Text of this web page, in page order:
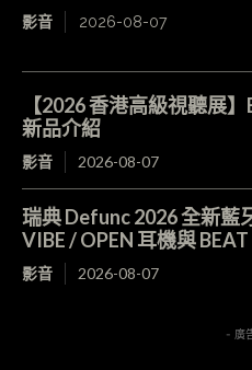
影音 2026-08-07
【2026 香港高級視聽展
新品介紹
影音 2026-08-07
瑞典 Defunc 2026 全新
VIBE / OPEN 耳機與
影音 2026-08-07
- 廣